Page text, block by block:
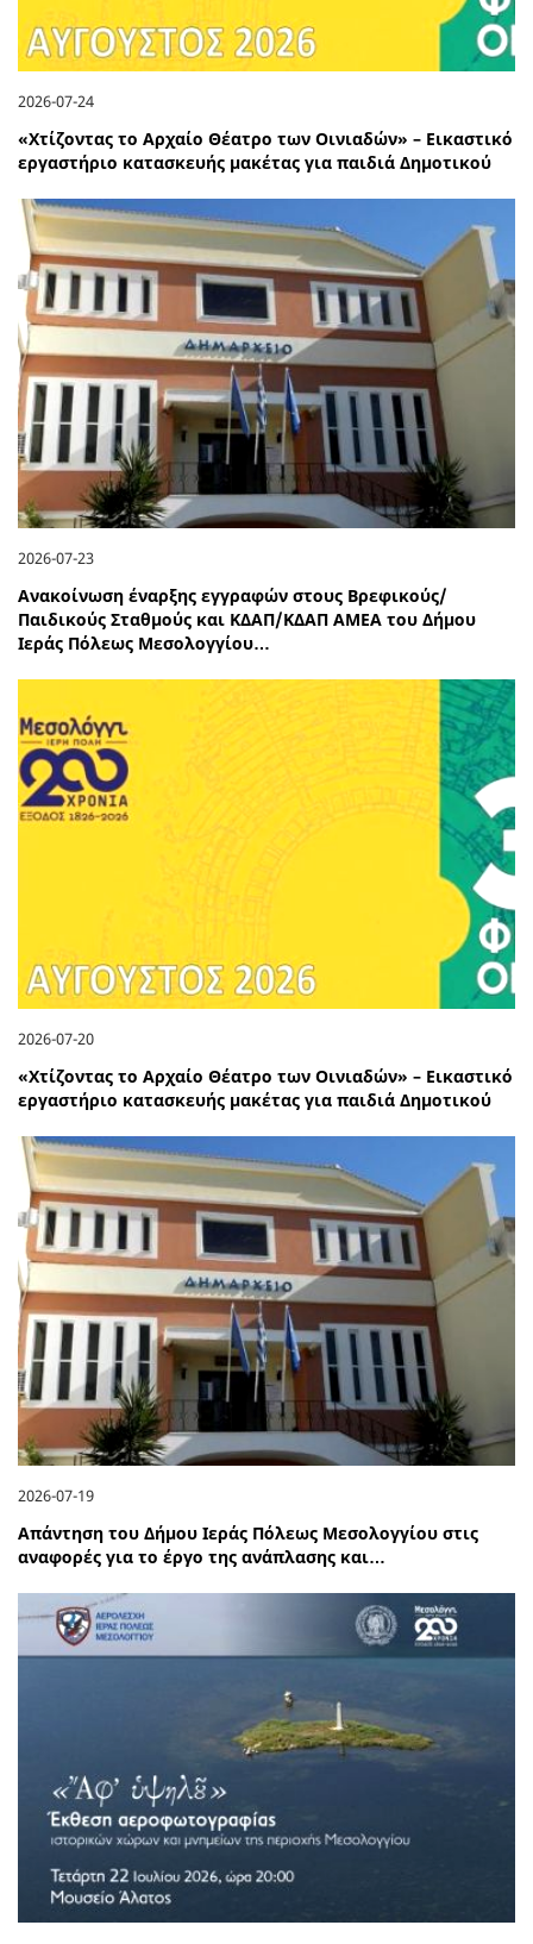
2026-07-24
«Χτίζοντας το Αρχαίο Θέατρο των Οινιαδών» – Εικαστικό
εργαστήριο κατασκευής μακέτας για παιδιά Δημοτικού
2026-07-23
Ανακοίνωση έναρξης εγγραφών στους Βρεφικούς/
Παιδικούς Σταθμούς και ΚΔΑΠ/ΚΔΑΠ ΑΜΕΑ του Δήμου
Ιεράς Πόλεως Μεσολογγίου…
2026-07-20
«Χτίζοντας το Αρχαίο Θέατρο των Οινιαδών» – Εικαστικό
εργαστήριο κατασκευής μακέτας για παιδιά Δημοτικού
2026-07-19
Απάντηση του Δήμου Ιεράς Πόλεως Μεσολογγίου στις
αναφορές για το έργο της ανάπλασης και…